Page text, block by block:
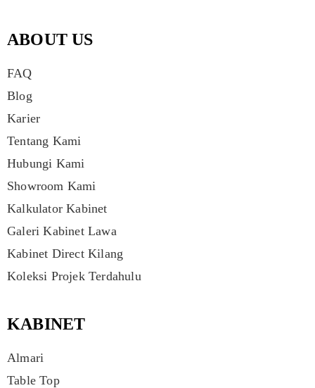
ABOUT US
FAQ
Blog
Karier
Tentang Kami
Hubungi Kami
Showroom Kami
Kalkulator Kabinet
Galeri Kabinet Lawa
Kabinet Direct Kilang
Koleksi Projek Terdahulu
KABINET
Almari
Table Top